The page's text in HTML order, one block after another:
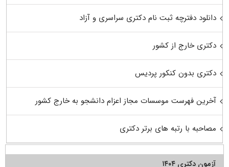
دانلود دفترچه ثبت نام دکتری سراسری و آزاد
دکتری خارج از کشور
دکتری بدون کنکور پردیس
آخرین فهرست موسسات مجاز اعزام دانشجو به خارج کشور
مصاحبه با رتبه های برتر دکتری
آزمون دکتری ۱۴۰۴